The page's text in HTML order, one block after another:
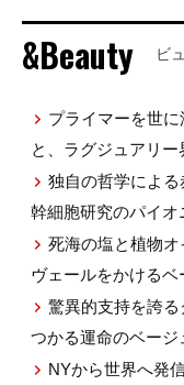
&Beauty ビ
プライマーを世
と、ラグジュアリ
独自の哲学による
幹細胞研究のパイ
死海の塩と植物
ヴェールをかける
驚異的支持を誇る
つかる運命のベー
NYから世界へ発